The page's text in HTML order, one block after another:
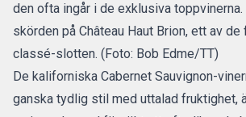
den ofta ingår i de exklusiva
skörden på Château Haut Brion, ett av de
classé-slotten. (Foto: Bob Edme/TT)
De kaliforniska Cabernet Sauvignon-
ganska tydlig stil med uttalad fruktighet,